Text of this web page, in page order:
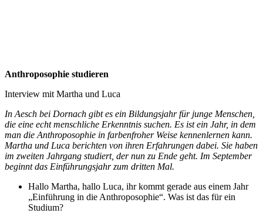
Anthroposophie studieren
Interview mit Martha und Luca
In Aesch bei Dornach gibt es ein Bildungsjahr für junge Menschen,
die eine echt menschliche Erkenntnis suchen. Es ist ein Jahr, in dem
man die Anthroposophie in farbenfroher Weise kennenlernen kann.
Martha und Luca berichten von ihren Erfahrungen dabei. Sie haben
im zweiten Jahrgang studiert, der nun zu Ende geht. Im September
beginnt das Einführungsjahr zum dritten Mal.
Hallo Martha, hallo Luca, ihr kommt gerade aus einem Jahr
„Einführung in die Anthroposophie“. Was ist das für ein
Studium?